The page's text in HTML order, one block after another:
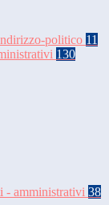
politico 11
130
- amministrativi 38